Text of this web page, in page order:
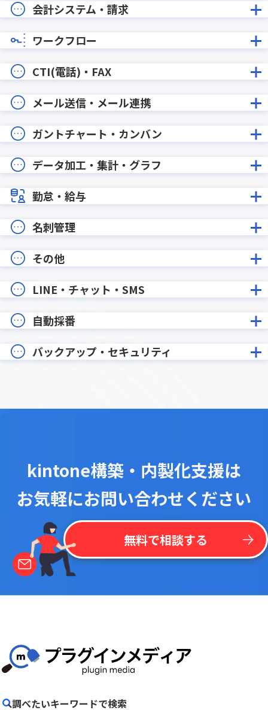
会計システム・請求
ワークフロー
CTI(電話)・FAX
メール送信・メール連携
ガントチャート・カンバン
データ加工・集計・グラフ
勤怠・給与
名刺管理
その他
LINE・チャット・SMS
自動採番
バックアップ・セキュリティ
kintone構築・内製化支援は
お気軽にお問い合わせください
無料で相談する
調べたいキーワードで検索